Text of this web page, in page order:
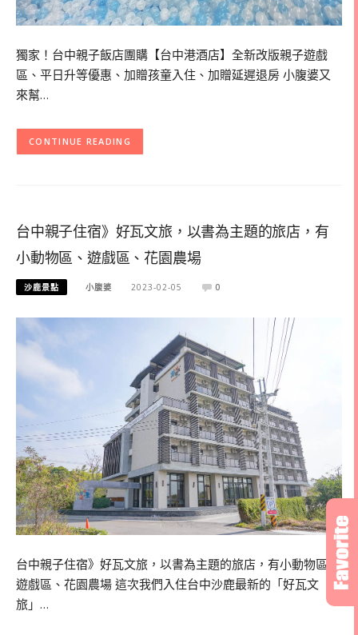
獨家！台中親子飯店團購【台中港酒店】全新改版親子遊戲
區、平日升等優惠、加贈孩童入住、加贈延遲退房 小腹婆又
來幫…
CONTINUE READING
台中親子住宿》好瓦文旅，以書為主題的旅店，有
小動物區、遊戲區、花園農場
沙鹿景點 小腹婆 2023-02-05 0
台中親子住宿》好瓦文旅，以書為主題的旅店，有小動物區、
遊戲區、花園農場 這次我們入住台中沙鹿最新的「好瓦文
旅」…